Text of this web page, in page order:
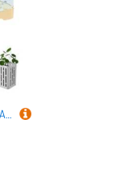
Fish Tank Starter Kit, Decorative Small Aquarium, Saltwater Aquarium Kit, Creative Fish Aquarium, Aquarium with Basket for Jellyfish, Guppy, Shrimp, Fish (Black, White, Yellow)